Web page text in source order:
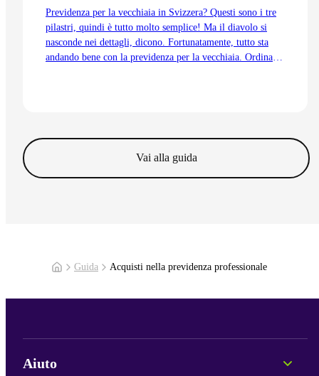
Previdenza per la vecchiaia in Svizzera? Questi sono i tre
pilastri, quindi è tutto molto semplice! Ma il diavolo si
nasconde nei dettagli, dicono. Fortunatamente, tutto sta
andando bene con la previdenza per la vecchiaia. Ordinata
Vai alla guida
Guida Acquisti nella previdenza professionale
Aiuto